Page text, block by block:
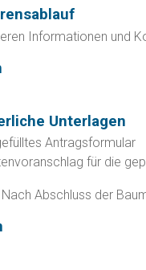
Informationen und
Unterlagen
Antragsformular
für die
Nach Abschluss der